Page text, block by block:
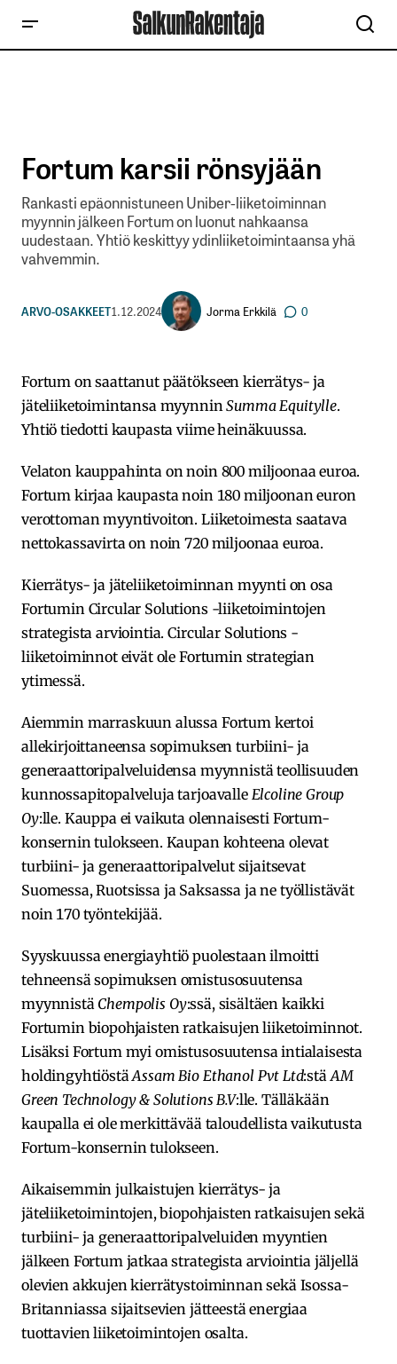
Fortum karsii rönsyjään
Rankasti epäonnistuneen Uniber-liiketoiminnan
myynnin jälkeen Fortum on luonut nahkaansa
uudestaan. Yhtiö keskittyy ydinliiketoimintaansa yhä
vahvemmin.
ARVO-OSAKKEET1.12.2024 Jorma Erkkilä 0
Fortum on saattanut päätökseen kierrätys- ja
jäteliiketoimintansa myynninSumma Equitylle.
Yhtiö tiedotti kaupasta viime heinäkuussa.
Velaton kauppahinta on noin 800 miljoonaa euroa.
Fortum kirjaa kaupasta noin 180 miljoonan euron
verottoman myyntivoiton. Liiketoimesta saatava
nettokassavirta on noin 720 miljoonaa euroa.
Kierrätys- ja jäteliiketoiminnan myynti on osa
Fortumin Circular Solutions -liiketoimintojen
strategista arviointia. Circular Solutions -
liiketoiminnot eivät ole Fortumin strategian
ytimessä.
Aiemmin marraskuun alussa Fortum kertoi
allekirjoittaneensa sopimuksen turbiini- ja
generaattoripalveluidensa myynnistä teollisuuden
kunnossapitopalveluja tarjoavalle Elcoline Group
Oy:lle. Kauppa ei vaikuta olennaisesti Fortum-
konsernin tulokseen. Kaupan kohteena olevat
turbiini- ja generaattoripalvelut sijaitsevat
Suomessa, Ruotsissa ja Saksassa ja ne työllistävät
noin 170 työntekijää.
Syyskuussa energiayhtiö puolestaan ilmoitti
tehneensä sopimuksen omistusosuutensa
myynnistä Chempolis Oy:ssä, sisältäen kaikki
Fortumin biopohjaisten ratkaisujen liiketoiminnot.
Lisäksi Fortum myi omistusosuutensa intialaisesta
holdingyhtiöstäAssam Bio Ethanol Pvt Ltd:stä AM
Green Technology & Solutions B.V:lle. Tälläkään
kaupalla ei ole merkittävää taloudellista vaikutusta
Fortum-konsernin tulokseen.
Aikaisemmin julkaistujen kierrätys- ja
jäteliiketoimintojen, biopohjaisten ratkaisujen sekä
turbiini- ja generaattoripalveluiden myyntien
jälkeen Fortum jatkaa strategista arviointia jäljellä
olevien akkujen kierrätystoiminnan sekä Isossa-
Britanniassa sijaitsevien jätteestä energiaa
tuottavien liiketoimintojen osalta.